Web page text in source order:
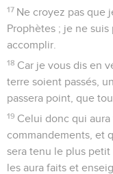
17 Ne croyez pas que
Prophètes ; je ne
accomplir.
18 Car je vous dis en
terre soient passés,
passera point, que
19 Celui donc qui
commandements, et
sera tenu le plus petit
les aura faits et